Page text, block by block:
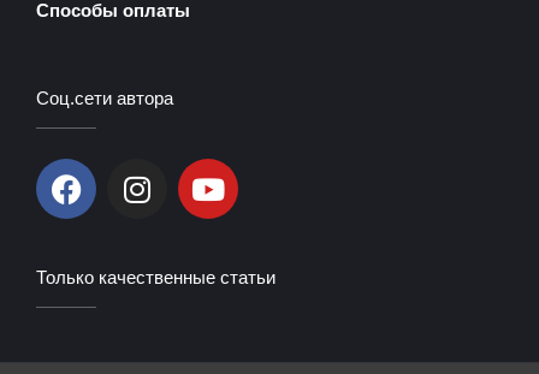
Способы оплаты
Соц.сети автора
F
a
b
I
n
a
Y
o
u
Только качественные статьи